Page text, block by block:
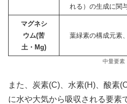
れる）の生成に関
マグネシ
ウム(苦
土・Mg)
葉緑素の構成元素
中量要素
また、炭素(C)、水素(H)、酸素
に水や大気から吸収される要素